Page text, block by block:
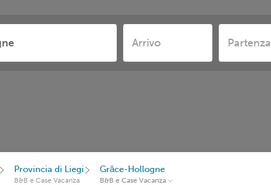
Provincia di Liegi
B&B e Case Vacanza
Grâce-Hollogne
B&B e Case Vacanza